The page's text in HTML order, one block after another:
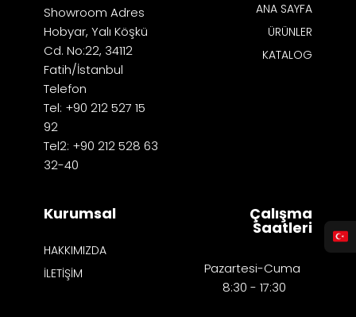
Showroom Adres
Hobyar, Yalı Köşkü
Cd. No:22, 34112
Fatih/İstanbul
Telefon
Tel: +90 212 527 15
92
Tel2: +90 212 528 63
32-40
ANA SAYFA
ÜRÜNLER
KATALOG
Kurumsal
HAKKIMIZDA
İLETİŞİM
Çalışma
Saatleri
Pazartesi-Cuma
8:30 - 17:30​​